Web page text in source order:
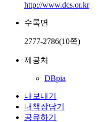
http://www.dcs.or.kr
수록면
2777-2786(10쪽)
제공처
DBpia
내보내기
내책장담기
공유하기